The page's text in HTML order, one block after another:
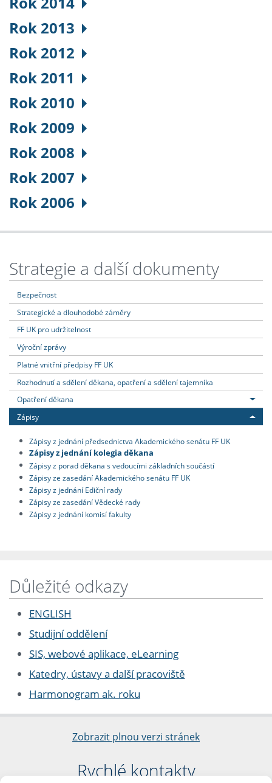
Rok 2013
Rok 2012
Rok 2011
Rok 2010
Rok 2009
Rok 2008
Rok 2007
Rok 2006
Strategie a další dokumenty
Bezpečnost
Strategické a dlouhodobé záměry
FF UK pro udržitelnost
Výroční zprávy
Platné vnitřní předpisy FF UK
Rozhodnutí a sdělení děkana, opatření a sdělení tajemníka
Opatření děkana
Zápisy
Zápisy z jednání předsednictva Akademického senátu FF UK
Zápisy z jednání kolegia děkana
Zápisy z porad děkana s vedoucími základních součástí
Zápisy ze zasedání Akademického senátu FF UK
Zápisy z jednání Ediční rady
Zápisy ze zasedání Vědecké rady
Zápisy z jednání komisí fakulty
Důležité odkazy
ENGLISH
Studijní oddělení
SIS, webové aplikace, eLearning
Katedry, ústavy a další pracoviště
Harmonogram ak. roku
Zobrazit plnou verzi stránek
Rychlé kontakty